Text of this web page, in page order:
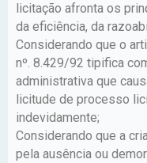
licitação afronta os
da eficiência, da
Considerando que o
nº. 8.429/92 tipifica
administrativa que
licitude de processo
indevidamente;
Considerando que a
pela ausência ou